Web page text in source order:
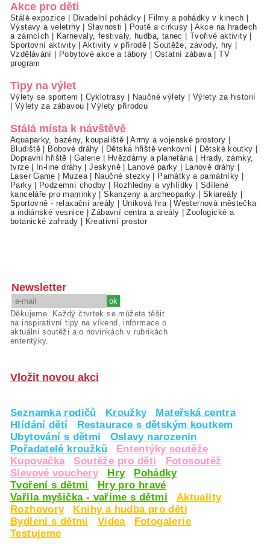
Akce pro děti
Stálé expozice Divadelní pohádky Filmy a pohádky v kinech
Výstavy a veletrhy|Slavnosti Poutě a cirkusy
Akce na hradech
a zámcích
Karnevaly, festivaly, hudba, tanec Tvořivé aktivity
Sportovní aktivity|Aktivity v přírodě |Soutěže, závody, hry
Vzdělávání
Pobytové akce a tábory Ostatní zábava|TV
program
Tipy na výlet
Výlety se sportem Cyklotrasy Naučné výlety
Výlety za historií
Výlety za zábavou |Výlety přírodou
Stálá místa k návštěvě
Aquaparky, bazény, koupaliště |Army a vojenské prostory
Bludiště
Bobové dráhy Dětská hřiště venkovní Dětské koutky
Dopravní hřiště
Galerie Hvězdárny a planetária|
Hrady, zámky,
tvrze| In-line dráhy |Jeskyně| Lanové parky Lanové dráhy
Laser Game
Muzea| Naučné stezky Památky a památníky
Parky| Podzemní chodby Rozhledny a vyhlídky
Sdílené
kanceláře pro maminky |Skanzeny a archeoparky Skiareály
Sportovně - relaxační areály
Úniková hra|Westernová městečka
a indiánské vesnice |Zábavní centra a areály |Zoologické a
botanické zahrady
Kreativní prostor
Newsletter
Děkujeme. Každý čtvrtek se můžete těšit
na inspirativní tipy na víkend, informace o
aktuální soutěži a o novinkách v rubrikách
ententýky.
Vložit novou akci
Seznamka rodičů Kroužky
Mateřská centra
Hlídání dětí
Restaurace s dětským koutkem
Ubytování s dětmi
Oslavy narozenin
Pořadatelé kroužků
Ententýky soutěže
Kupovačka
Soutěže pro děti
Fotosoutěž
Slevové vouchery
Hry
Pohádky
Tvoření s dětmi
Hry pro hravé
Vařila myšička - vaříme s dětmi
Aktuality
Rozhovory
Knihy a hudba pro děti
Bydlení s dětmi
Videa
Fotogalerie
Testujeme